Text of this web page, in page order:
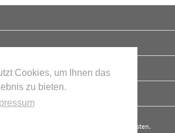
Cookies, um Ihnen das
zu bieten.
Versandkosten.